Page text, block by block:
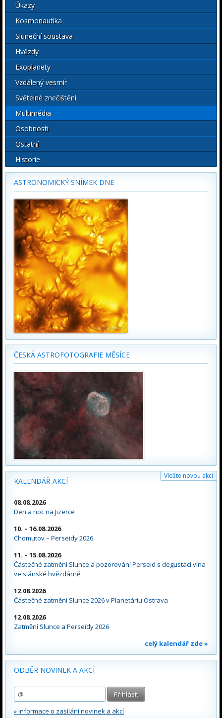
Úkazy
Kosmonautika
Sluneční soustava
Hvězdy
Exoplanety
Vzdálený vesmír
Světelné znečištění
Multimédia
Osobnosti
Ostatní
Historie
ASTRONOMICKÝ SNÍMEK DNE
ČESKÁ ASTROFOTOGRAFIE MĚSÍCE
KALENDÁŘ AKCÍ
Vložte novou akci
08.08.2026
Den a noc na Jizerce
10. – 16.08.2026
Chomutov – Perseidy 2026
11. – 15.08.2026
Částečné zatmění Slunce a pozorování Perseid s degustací vína
ve slánské hvězdárně
12.08.2026
Částečné zatmění Slunce 2026 v Planetáriu Ostrava
12.08.2026
Zatmění Slunce a Perseidy 2026
celý kalendář zde »
ODBĚR NOVINEK A AKCÍ
» informace o zasílání novinek a akcí